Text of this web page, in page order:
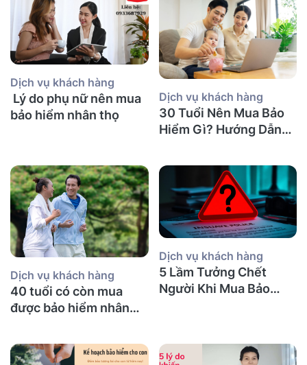
Dịch vụ khách hàng
Lý do phụ nữ nên mua
bảo hiểm nhân thọ
Dịch vụ khách hàng
30 Tuổi Nên Mua Bảo
Hiểm Gì? Hướng Dẫn
Dịch vụ khách hàng
40 tuổi có còn mua
được bảo hiểm nhân
bảo hiểm gì?
Dịch vụ khách hàng
5 Lầm Tưởng Chết
Người Khi Mua Bảo